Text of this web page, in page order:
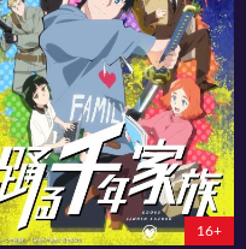
19
0 0
150:3:50:8
16+